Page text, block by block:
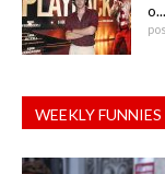
o...
WEEKLY FUNNIES